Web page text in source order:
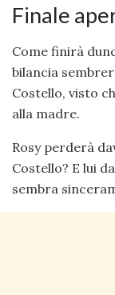
Finale
Come finirà
bilancia
Costello, visto
alla madre.
Rosy perderà
Costello? E lui
sembra